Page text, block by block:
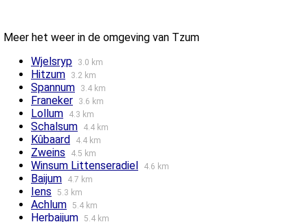
Meer het weer in de omgeving van Tzum
Wjelsryp
3.0 km
Hitzum 3.2 km
Spannum 3.4 km
Franeker 3.6 km
Lollum 4.3 km
Schalsum 4.4 km
Kûbaard 4.4 km
Zweins 4.5 km
Winsum Littenseradiel 4.6 km
Baijum 4.7 km
Iens 5.3 km
Achlum 5.4 km
Herbaijum 5.4 km